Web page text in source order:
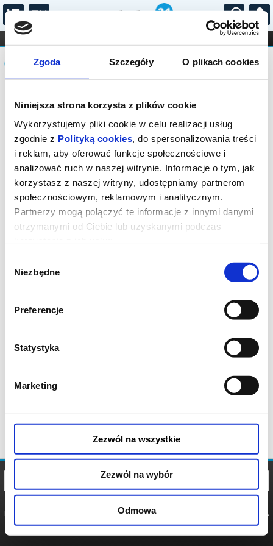
Zgoda Szczegóły O plikach cookies
Niniejsza strona korzysta z plików cookie
Wykorzystujemy pliki cookie w celu realizacji usług
zgodnie z Polityką cookies, do spersonalizowania treści
i reklam, aby oferować funkcje społecznościowe i
analizować ruch w naszej witrynie. Informacje o tym, jak
korzystasz z naszej witryny, udostępniamy partnerom
społecznościowym, reklamowym i analitycznym.
Partnerzy mogą połączyć te informacje z innymi danymi
otrzymanymi od Ciebie lub uzyskanymi podczas
zgody
Niezbędne
Preferencje
Statystyka
Marketing
Zezwól na wszystkie
Zezwól na wybór
Odmowa
...
FILHARMONIA OPERA I BALET
STAND-UP
DLA DZIECI
Komunikat
Sprzedaż biletów on-line na wydarzenie
została zakończona.
POLITYKA
POLITYKA